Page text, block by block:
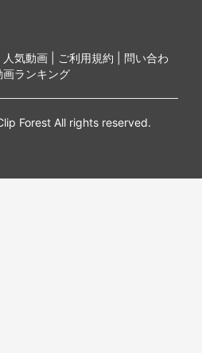
人気動画 | ご利用規約 | 問い合わ
画ランキング
Forest All rights reserved.